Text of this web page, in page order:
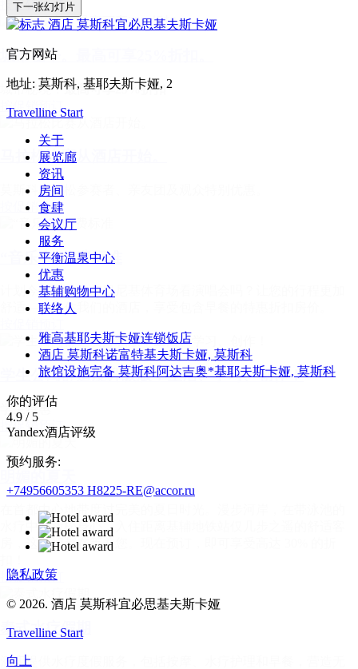
按促销预订
城市秘辛。最高可享25%折扣。
城市秘境：最高可享25%折扣
按促销预订
马拉松比赛从酒店开始。
莫斯科马拉松参赛者、亲友团及观众特别优惠。
按促销预订
“音乐会”收费标准
计划今年夏天去卢日尼基体育场看演唱会吗？让您的行程更加
舒适——入住我们的酒店，享受包含早餐的特惠折扣房价。
学生公寓舒适度升级版：生活、学习、创作！
学生特惠
按促销预订
在首都中心地带度过完美的夏日时光。漫步河岸，在带泳池的
水疗中心放松身心，入住距离基辅地铁站仅几步之遥的舒适客
房，这一切都在等着您。现在预订，即可享受高达 30% 的折
按促销预订
泰式水疗假期
酒店提供水疗度假服务，包括按摩、水疗护理和早餐，营造无
下一张幻灯片
官方网站
地址: 莫斯科, 基耶夫斯卡娅, 2
Travelline Start
关于
展览廊
资讯
房间
食肆
会议厅
服务
平衡温泉中心
优惠
基辅购物中心
联络人
雅高基耶夫斯卡娅连锁饭店
酒店 莫斯科诺富特基夫斯卡娅, 莫斯科
旅馆设施完备 莫斯科阿达吉奥*基耶夫斯卡娅, 莫斯科
你的评估
4.9 / 5
Yandex酒店评级
预约服务:
+74956605353 H8225-RE@accor.ru
隐私政策
© 2026. 酒店 莫斯科宜必思基夫斯卡娅
Travelline Start
向上